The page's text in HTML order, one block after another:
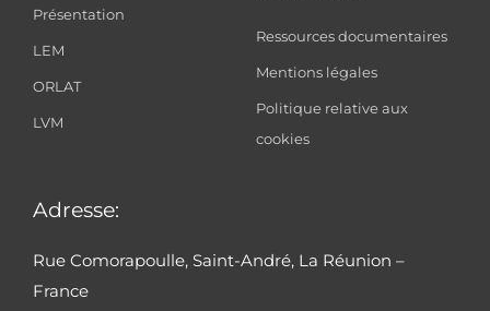
Présentation
LEM
ORLAT
LVM
Ressources documentaires
Mentions légales
Politique relative aux
cookies
Adresse:
Rue Comorapoulle, Saint-André, La Réunion –
France